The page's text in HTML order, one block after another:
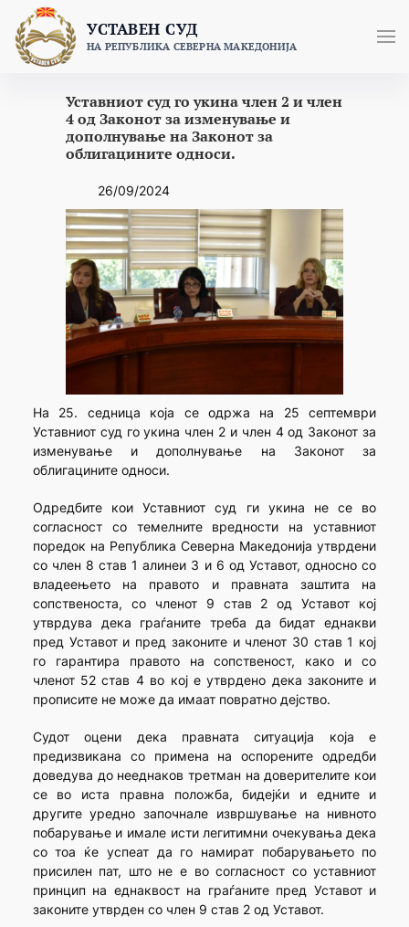
content
УСТАВЕН СУД
НА РЕПУБЛИКА СЕВЕРНА МАКЕДОНИЈА
Уставниот суд го укина член 2 и член
4 од Законот за изменување и
дополнување на Законот за
облигацините односи.
26/09/2024
На 25. седница која се одржа на 25 септември
Уставниот суд го укина член 2 и член 4 од Законот за
изменување и дополнување на Законот за
облигацините односи.
Одредбите кои Уставниот суд ги укина не се во
согласност со темелните вредности на уставниот
поредок на Република Северна Македонија утврдени
со член 8 став 1 алинеи 3 и 6 од Уставот, односно со
владеењето на правото и правната заштита на
сопственоста, со членот 9 став 2 од Уставот кој
утврдува дека граѓаните треба да бидат еднакви
пред Уставот и пред законите и членот 30 став 1 кој
го гарантира правото на сопственост, како и со
членот 52 став 4 во кој е утврдено дека законите и
прописите не може да имаат повратно дејство.
Судот оцени дека правната ситуација која е
предизвикана со примена на оспорените одредби
доведува до нееднаков третман на доверителите кои
се во иста правна положба, бидејќи и едните и
другите уредно започнале извршување на нивното
побарување и имале исти легитимни очекувања дека
со тоа ќе успеат да го намират побарувањето по
присилен пат, што не е во согласност со уставниот
принцип на еднаквост на граѓаните пред Уставот и
законите утврден со член 9 став 2 од Уставот.